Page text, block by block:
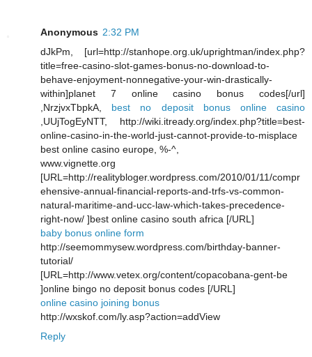
Anonymous 2:32 PM
dJkPm, [url=http://stanhope.org.uk/uprightman/index.php?
title=free-casino-slot-games-bonus-no-download-to-
behave-enjoyment-nonnegative-your-win-drastically-
within]planet 7 online casino bonus codes[/url]
,NrzjvxTbpkA, best no deposit bonus online casino
,UUjTogEyNTT, http://wiki.itready.org/index.php?title=best-
online-casino-in-the-world-just-cannot-provide-to-misplace
best online casino europe, %-^,
www.vignette.org
[URL=http://realitybloger.wordpress.com/2010/01/11/compr
ehensive-annual-financial-reports-and-trfs-vs-common-
natural-maritime-and-ucc-law-which-takes-precedence-
right-now/ ]best online casino south africa [/URL]
baby bonus online form
http://seemommysew.wordpress.com/birthday-banner-
tutorial/
[URL=http://www.vetex.org/content/copacobana-gent-be
]online bingo no deposit bonus codes [/URL]
online casino joining bonus
http://wxskof.com/ly.asp?action=addView
Reply